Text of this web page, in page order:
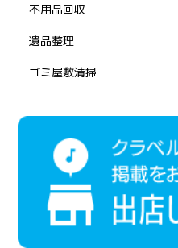
不用品回収
遺品整理
ゴミ屋敷清掃